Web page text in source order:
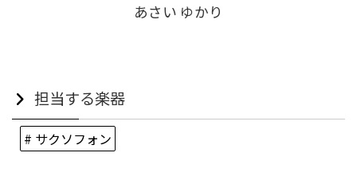
あさい ゆかり
担当する楽器
# サクソフォン